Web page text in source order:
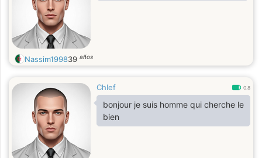
Nassim199839 años
Chlef 0.8
bonjour je suis homme qui cherche le
bien